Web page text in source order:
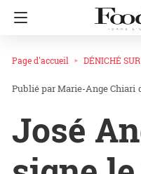
Page d'accueil DÉNICHÉ
Marie-Ange Chiari
José